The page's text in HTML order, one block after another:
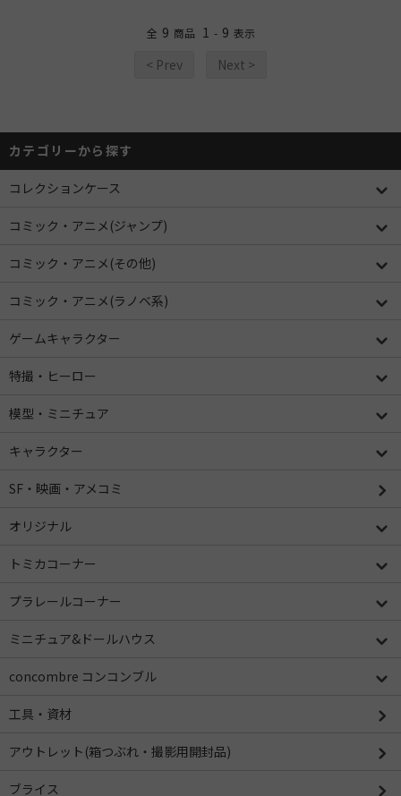
全 9 商品 1 - 9 表示
< Prev Next >
カテゴリーから探す
コレクションケース
コミック・アニメ(ジャンプ)
コミック・アニメ(その他)
コミック・アニメ(ラノベ系)
ゲームキャラクター
特撮・ヒーロー
模型・ミニチュア
キャラクター
SF・映画・アメコミ
オリジナル
トミカコーナー
プラレールコーナー
ミニチュア&ドールハウス
concombre コンコンブル
工具・資材
アウトレット(箱つぶれ・撮影用開封品)
ブライス